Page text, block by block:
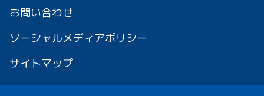
お問い合わせ
ソーシャルメディアポリシー
サイトマップ